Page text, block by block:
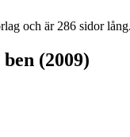
och är 286 sidor
(2009)